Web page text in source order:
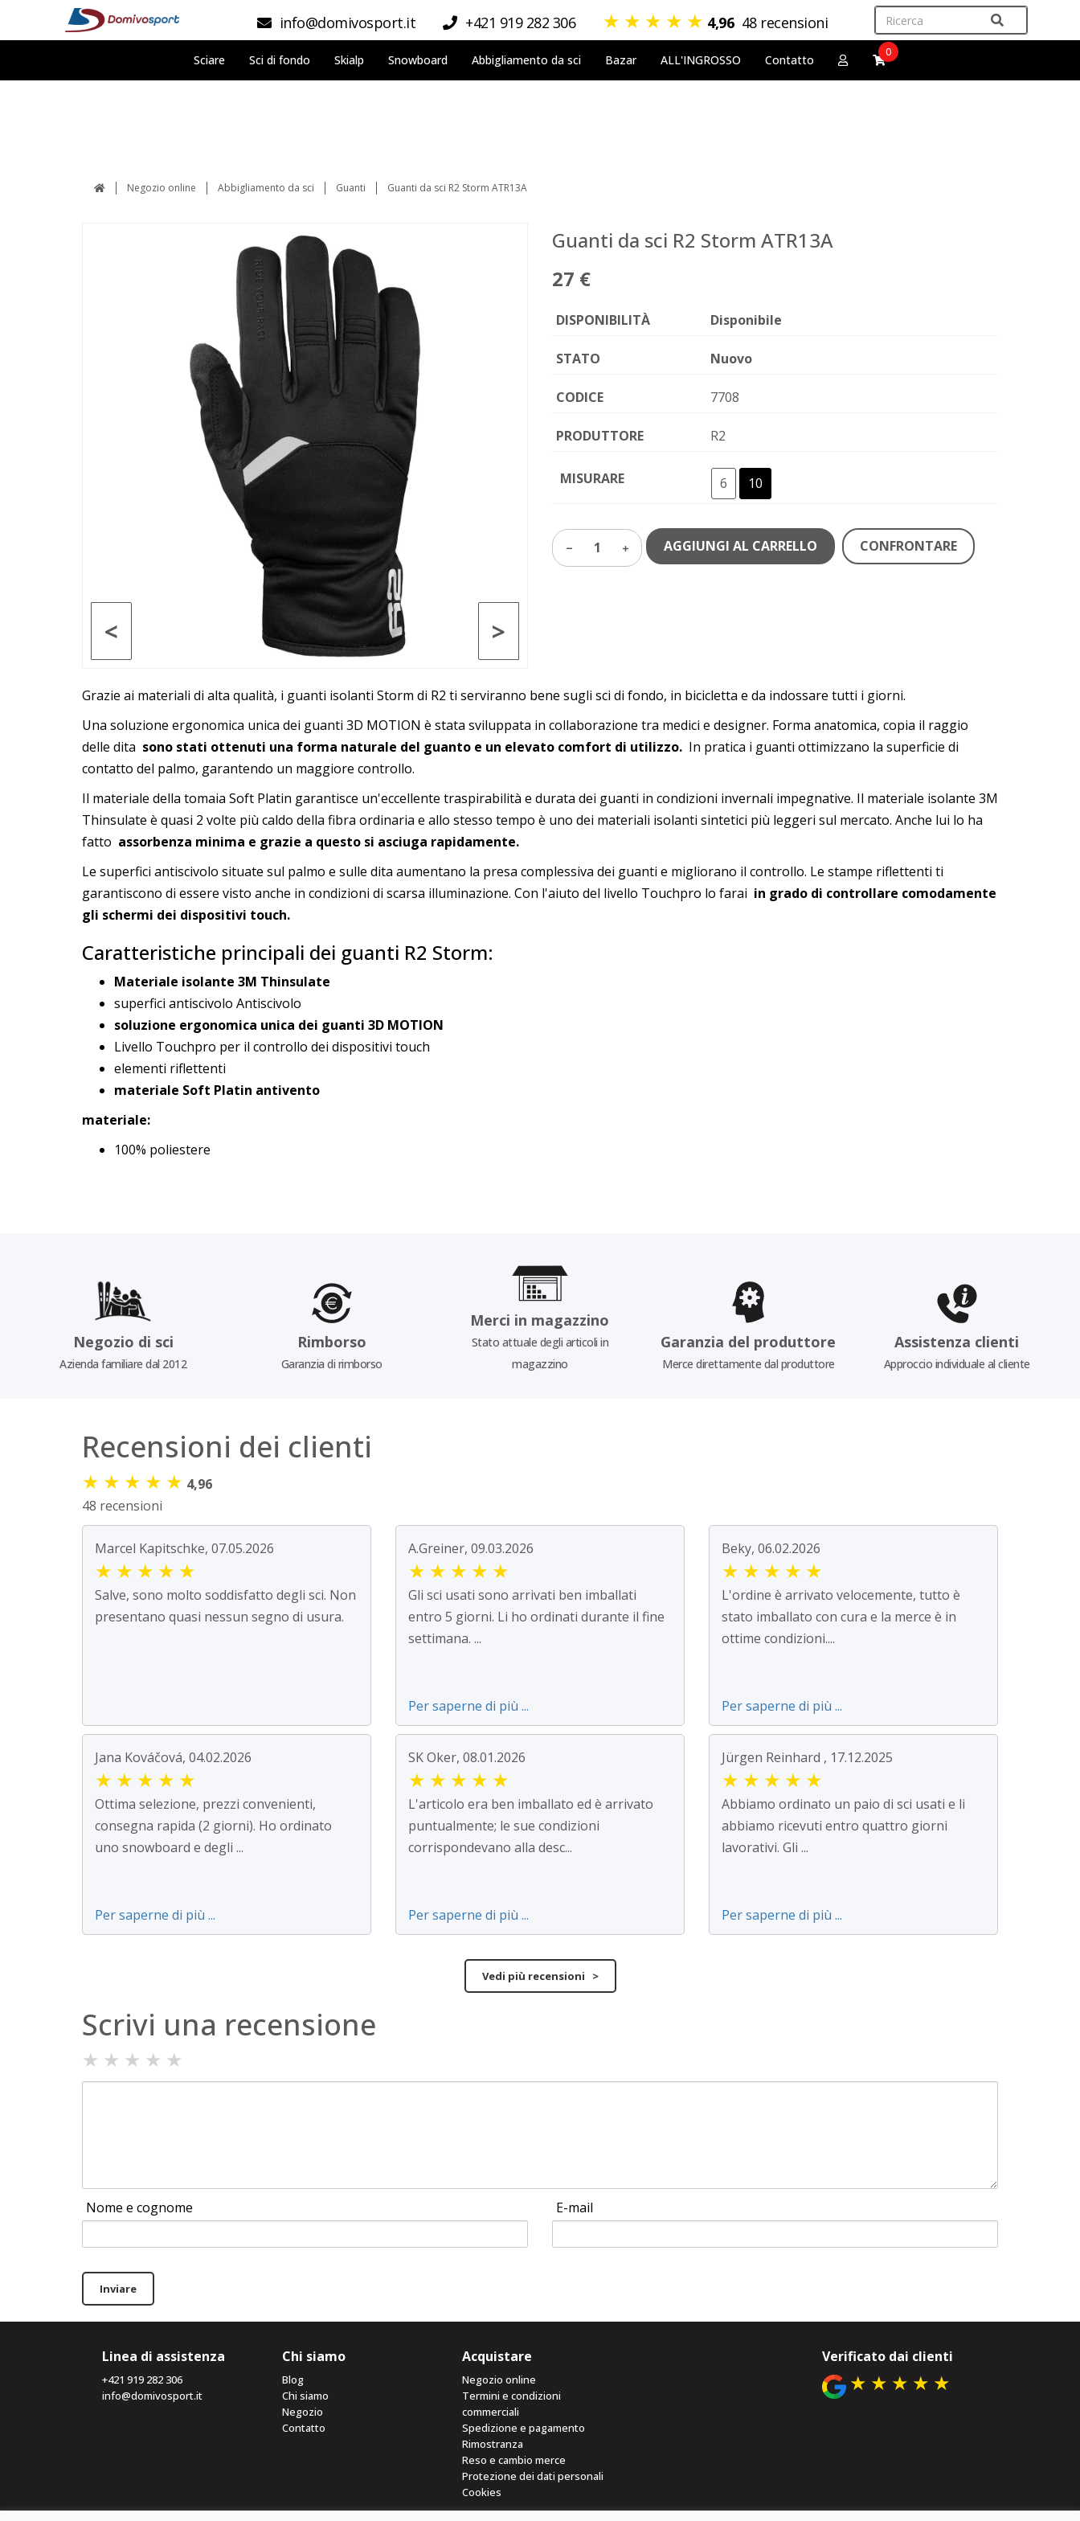
info@domivosport.it +421 919 282 306 ★ ★ ★ ★ ★ 4,96 48 recensioni
Sciare Sci di fondo Skialp Snowboard Abbigliamento da sci Bazar ALL'INGROSSO Contatto
0
Negozio online Abbigliamento da sci Guanti Guanti da sci R2 Storm ATR13A
>
<
Guanti da sci R2 Storm ATR13A
27 €
DISPONIBILITÀ Disponibile
STATO Nuovo
CODICE 7708
PRODUTTORE R2
MISURARE 6 10
1 AGGIUNGI AL CARRELLO CONFRONTARE
Grazie ai materiali di alta qualità, i guanti isolanti Storm di R2 ti serviranno bene sugli sci di fondo, in bicicletta e da indossare tutti i giorni.
Una soluzione ergonomica unica dei guanti 3D MOTION è stata sviluppata in collaborazione tra medici e designer. Forma anatomica, copia il raggio
delle dita sono stati ottenuti una forma naturale del guanto e un elevato comfort di utilizzo. In pratica i guanti ottimizzano la superficie di
contatto del palmo, garantendo un maggiore controllo.
Il materiale della tomaia Soft Platin garantisce un'eccellente traspirabilità e durata dei guanti in condizioni invernali impegnative. Il materiale isolante 3M
Thinsulate è quasi 2 volte più caldo della fibra ordinaria e allo stesso tempo è uno dei materiali isolanti sintetici più leggeri sul mercato. Anche lui lo ha
fatto assorbenza minima e grazie a questo si asciuga rapidamente.
Le superfici antiscivolo situate sul palmo e sulle dita aumentano la presa complessiva dei guanti e migliorano il controllo. Le stampe riflettenti ti
garantiscono di essere visto anche in condizioni di scarsa illuminazione. Con l'aiuto del livello Touchpro lo farai in grado di controllare comodamente
gli schermi dei dispositivi touch.
Caratteristiche principali dei guanti R2 Storm:
Materiale isolante 3M Thinsulate
superfici antiscivolo Antiscivolo
soluzione ergonomica unica dei guanti 3D MOTION
Livello Touchpro per il controllo dei dispositivi touch
elementi riflettenti
materiale Soft Platin antivento
materiale:
100% poliestere
Negozio di sci
Azienda familiare dal 2012
Rimborso
Garanzia di rimborso
Merci in magazzino
Stato attuale degli articoli in
magazzino
Garanzia del produttore
Merce direttamente dal produttore
Assistenza clienti
Approccio individuale al cliente
Recensioni dei clienti
★ ★ ★ ★ ★ 4,96
48 recensioni
Marcel Kapitschke, 07.05.2026
★ ★ ★ ★ ★
Salve, sono molto soddisfatto degli sci. Non
presentano quasi nessun segno di usura.
A.Greiner, 09.03.2026
★ ★ ★ ★ ★
Gli sci usati sono arrivati ben imballati
entro 5 giorni. Li ho ordinati durante il fine
settimana. ...
Per saperne di più ...
Beky, 06.02.2026
★ ★ ★ ★ ★
L'ordine è arrivato velocemente, tutto è
stato imballato con cura e la merce è in
ottime condizioni....
Per saperne di più ...
Jana Kováčová, 04.02.2026
★ ★ ★ ★ ★
Ottima selezione, prezzi convenienti,
consegna rapida (2 giorni). Ho ordinato
uno snowboard e degli ...
Per saperne di più ...
SK Oker, 08.01.2026
★ ★ ★ ★ ★
L'articolo era ben imballato ed è arrivato
puntualmente; le sue condizioni
corrispondevano alla desc...
Per saperne di più ...
Jürgen Reinhard , 17.12.2025
★ ★ ★ ★ ★
Abbiamo ordinato un paio di sci usati e li
abbiamo ricevuti entro quattro giorni
lavorativi. Gli ...
Per saperne di più ...
Vedi più recensioni >
Scrivi una recensione
★ ★ ★ ★ ★
Nome e cognome E-mail
Inviare
Linea di assistenza
+421 919 282 306
info@domivosport.it
Chi siamo
Blog
Chi siamo
Negozio
Contatto
Acquistare
Negozio online
Termini e condizioni
commerciali
Spedizione e pagamento
Rimostranza
Reso e cambio merce
Protezione dei dati personali
Cookies
Verificato dai clienti
★ ★ ★ ★ ★